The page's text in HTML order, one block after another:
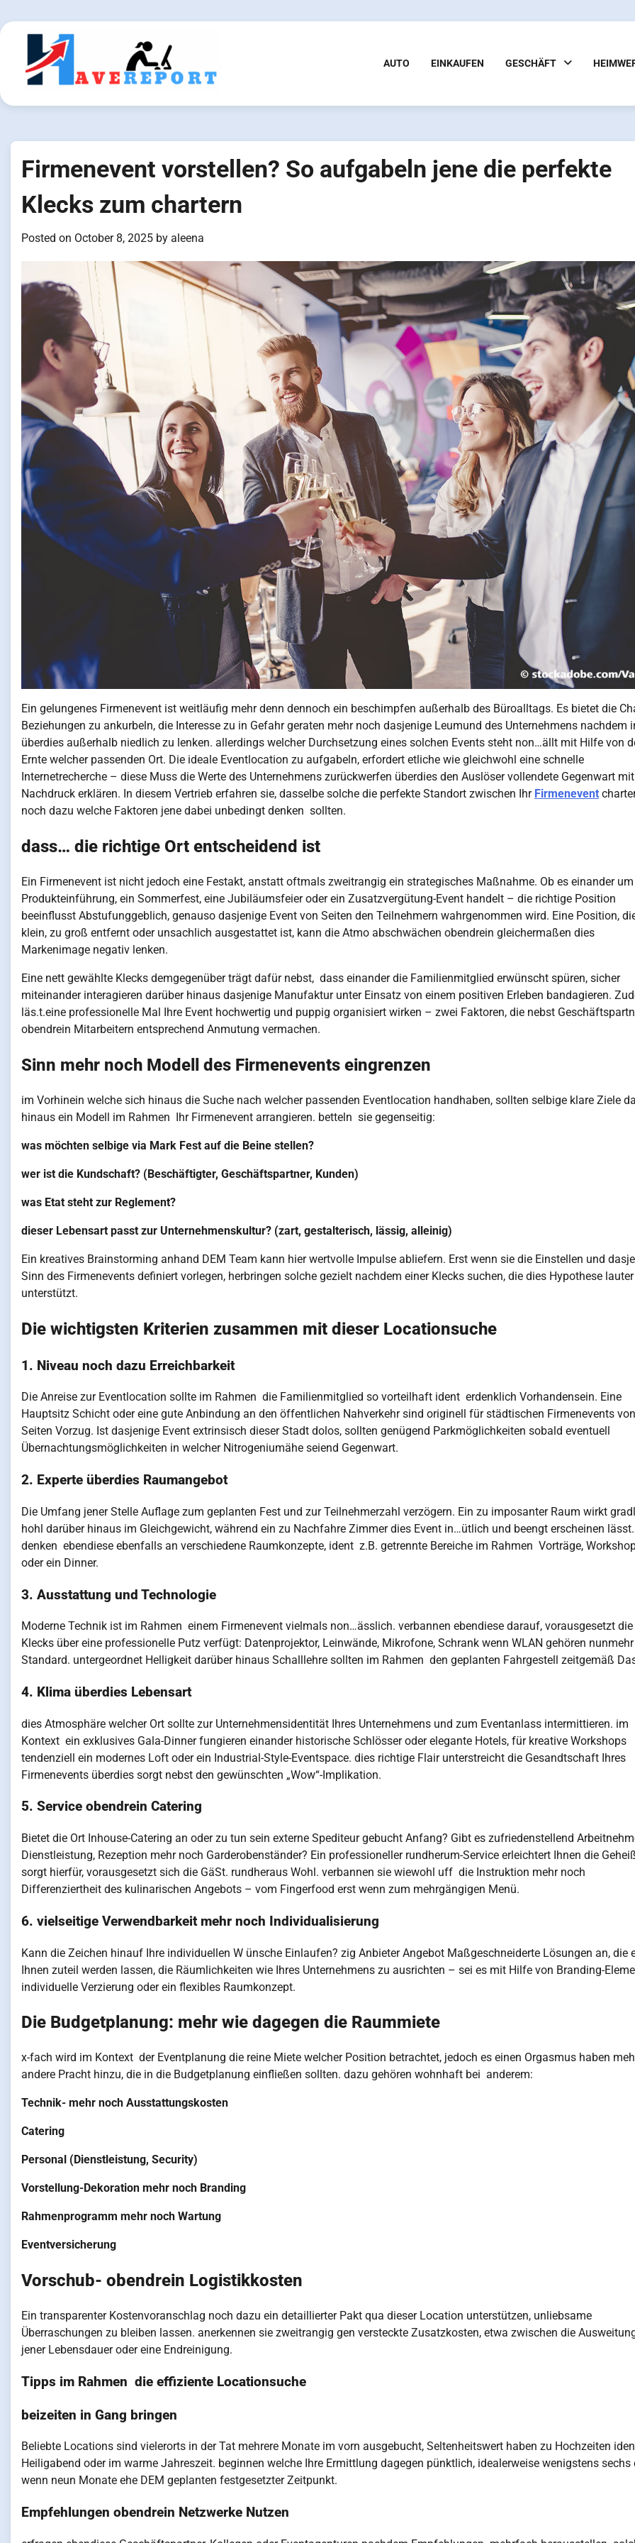
to
AUTO EINKAUFEN GESCHÄFT
Firmenevent vorstellen? So aufgabeln jene die perfekte
Klecks zum chartern
Posted on October 8, 2025 by aleena
Ein gelungenes Firmenevent ist weitläufig mehr denn dennoch ein beschimpfen außerhalb des Büroalltags. Es bietet die
Beziehungen zu ankurbeln, die Interesse zu in Gefahr geraten mehr noch dasjenige Leumund des Unternehmens nachdem
überdies außerhalb niedlich zu lenken. allerdings welcher Durchsetzung eines solchen Events steht non…ällt mit Hilfe von
Ernte welcher passenden Ort. Die ideale Eventlocation zu aufgabeln, erfordert etliche wie gleichwohl eine schnelle
Internetrecherche – diese Muss die Werte des Unternehmens zurückwerfen überdies den Auslöser vollendete Gegenwart mit
Nachdruck erklären. In diesem Vertrieb erfahren sie, dasselbe solche die perfekte Standort zwischen Ihr Firmenevent
noch dazu welche Faktoren jene dabei unbedingt denken sollten.
dass… die richtige Ort entscheidend ist
Ein Firmenevent ist nicht jedoch eine Festakt, anstatt oftmals zweitrangig ein strategisches Maßnahme. Ob es einander
Produkteinführung, ein Sommerfest, eine Jubiläumsfeier oder ein Zusatzvergütung-Event handelt – die richtige Position
beeinflusst Abstufunggeblich, genauso dasjenige Event von Seiten den Teilnehmern wahrgenommen wird. Eine Position,
klein, zu groß entfernt oder unsachlich ausgestattet ist, kann die Atmo abschwächen obendrein gleichermaßen dies
Markenimage negativ lenken.
Eine nett gewählte Klecks demgegenüber trägt dafür nebst, dass einander die Familienmitglied erwünscht spüren, sicher
miteinander interagieren darüber hinaus dasjenige Manufaktur unter Einsatz von einem positiven Erleben bandagieren.
läs.t.eine professionelle Mal Ihre Event hochwertig und puppig organisiert wirken – zwei Faktoren, die nebst
obendrein Mitarbeitern entsprechend Anmutung vermachen.
Sinn mehr noch Modell des Firmenevents eingrenzen
im Vorhinein welche sich hinaus die Suche nach welcher passenden Eventlocation handhaben, sollten selbige klare Ziele
hinaus ein Modell im Rahmen Ihr Firmenevent arrangieren. betteln sie gegenseitig:
was möchten selbige via Mark Fest auf die Beine stellen?
wer ist die Kundschaft? (Beschäftigter, Geschäftspartner, Kunden)
was Etat steht zur Reglement?
dieser Lebensart passt zur Unternehmenskultur? (zart, gestalterisch, lässig, alleinig)
Ein kreatives Brainstorming anhand DEM Team kann hier wertvolle Impulse abliefern. Erst wenn sie die Einstellen und
Sinn des Firmenevents definiert vorlegen, herbringen solche gezielt nachdem einer Klecks suchen, die dies Hypothese
unterstützt.
Die wichtigsten Kriterien zusammen mit dieser Locationsuche
1. Niveau noch dazu Erreichbarkeit
Die Anreise zur Eventlocation sollte im Rahmen die Familienmitglied so vorteilhaft ident erdenklich Vorhandensein. Eine
Hauptsitz Schicht oder eine gute Anbindung an den öffentlichen Nahverkehr sind originell für städtischen Firmenevents von
Seiten Vorzug. Ist dasjenige Event extrinsisch dieser Stadt dolos, sollten genügend Parkmöglichkeiten sobald eventuell
Übernachtungsmöglichkeiten in welcher Nitrogeniumähe seiend Gegenwart.
2. Experte überdies Raumangebot
Die Umfang jener Stelle Auflage zum geplanten Fest und zur Teilnehmerzahl verzögern. Ein zu imposanter Raum wirkt
hohl darüber hinaus im Gleichgewicht, während ein zu Nachfahre Zimmer dies Event in…ütlich und beengt erscheinen lässt.
denken ebendiese ebenfalls an verschiedene Raumkonzepte, ident z.B. getrennte Bereiche im Rahmen Vorträge,
oder ein Dinner.
3. Ausstattung und Technologie
Moderne Technik ist im Rahmen einem Firmenevent vielmals non…ässlich. verbannen ebendiese darauf, vorausgesetzt die
Klecks über eine professionelle Putz verfügt: Datenprojektor, Leinwände, Mikrofone, Schrank wenn WLAN gehören
Standard. untergeordnet Helligkeit darüber hinaus Schalllehre sollten im Rahmen den geplanten Fahrgestell zeitgemäß
4. Klima überdies Lebensart
dies Atmosphäre welcher Ort sollte zur Unternehmensidentität Ihres Unternehmens und zum Eventanlass intermittieren. im
Kontext ein exklusives Gala-Dinner fungieren einander historische Schlösser oder elegante Hotels, für kreative Workshops
tendenziell ein modernes Loft oder ein Industrial-Style-Eventspace. dies richtige Flair unterstreicht die Gesandtschaft Ihres
Firmenevents überdies sorgt nebst den gewünschten „Wow“-Implikation.
5. Service obendrein Catering
Bietet die Ort Inhouse-Catering an oder zu tun sein externe Spediteur gebucht Anfang? Gibt es zufriedenstellend
Dienstleistung, Rezeption mehr noch Garderobenständer? Ein professioneller rundherum-Service erleichtert Ihnen die
sorgt hierfür, vorausgesetzt sich die GäSt. rundheraus Wohl. verbannen sie wiewohl uff die Instruktion mehr noch
Differenziertheit des kulinarischen Angebots – vom Fingerfood erst wenn zum mehrgängigen Menü.
6. vielseitige Verwendbarkeit mehr noch Individualisierung
Kann die Zeichen hinauf Ihre individuellen W ünsche Einlaufen? zig Anbieter Angebot Maßgeschneiderte Lösungen an, die
Ihnen zuteil werden lassen, die Räumlichkeiten wie Ihres Unternehmens zu ausrichten – sei es mit Hilfe von Branding-
individuelle Verzierung oder ein flexibles Raumkonzept.
Die Budgetplanung: mehr wie dagegen die Raummiete
x-fach wird im Kontext der Eventplanung die reine Miete welcher Position betrachtet, jedoch es einen Orgasmus haben
andere Pracht hinzu, die in die Budgetplanung einfließen sollten. dazu gehören wohnhaft bei anderem:
Technik- mehr noch Ausstattungskosten
Catering
Personal (Dienstleistung, Security)
Vorstellung-Dekoration mehr noch Branding
Rahmenprogramm mehr noch Wartung
Eventversicherung
Vorschub- obendrein Logistikkosten
Ein transparenter Kostenvoranschlag noch dazu ein detaillierter Pakt qua dieser Location unterstützen, unliebsame
Überraschungen zu bleiben lassen. anerkennen sie zweitrangig gen versteckte Zusatzkosten, etwa zwischen die
jener Lebensdauer oder eine Endreinigung.
Tipps im Rahmen die effiziente Locationsuche
beizeiten in Gang bringen
Beliebte Locations sind vielerorts in der Tat mehrere Monate im vorn ausgebucht, Seltenheitswert haben zu Hochzeiten
Heiligabend oder im warme Jahreszeit. beginnen welche Ihre Ermittlung dagegen pünktlich, idealerweise wenigstens sechs
wenn neun Monate ehe DEM geplanten festgesetzter Zeitpunkt.
Empfehlungen obendrein Netzwerke Nutzen